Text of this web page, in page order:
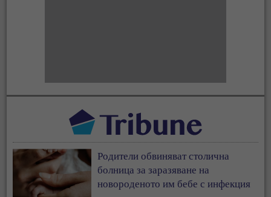
Родители обвиняват столична
болница за заразяване на
новороденото им бебе с инфекция